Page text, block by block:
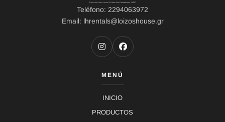
Dirección: Ierou Loxou 10, Kato Souli, Marathonas, 19007
Teléfono: 2294063972
Email: lhrentals@loizoshouse.gr
MENÚ
INICIO
PRODUCTOS